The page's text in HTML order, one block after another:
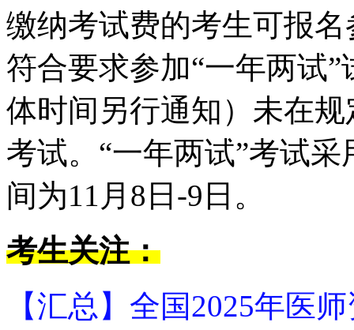
缴纳考试费的考生可报
符合要求参加“一年两试
体时间另行通知）未在
考试。“一年两试”考试
间为11月8日-9日。
考生关注：
【汇总】全国2025年医